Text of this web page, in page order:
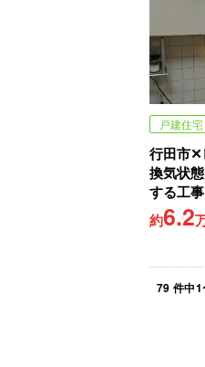
戸建住宅
行田市✕
換気状
する工事
約6.2
79 件中1